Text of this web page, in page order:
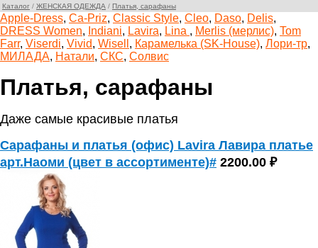
Каталог / ЖЕНСКАЯ ОДЕЖДА / Платья, сарафаны
Apple-Dress, Ca-Priz, Classic Style, Cleo, Daso, Delis,
DRESS Women, Indiani, Lavira, Lina , Merlis (мерлис), Tom
Farr, Viserdi, Vivid, Wisell , Карамелька (SK-House), Лори-тр,
МИЛАДА, Натали, СКС, Солвис
Платья, сарафаны
Даже самые красивые платья
Сарафаны и платья (офис) Lavira Лавира платье
арт.Наоми (цвет в ассортименте)# 2200.00 ₽